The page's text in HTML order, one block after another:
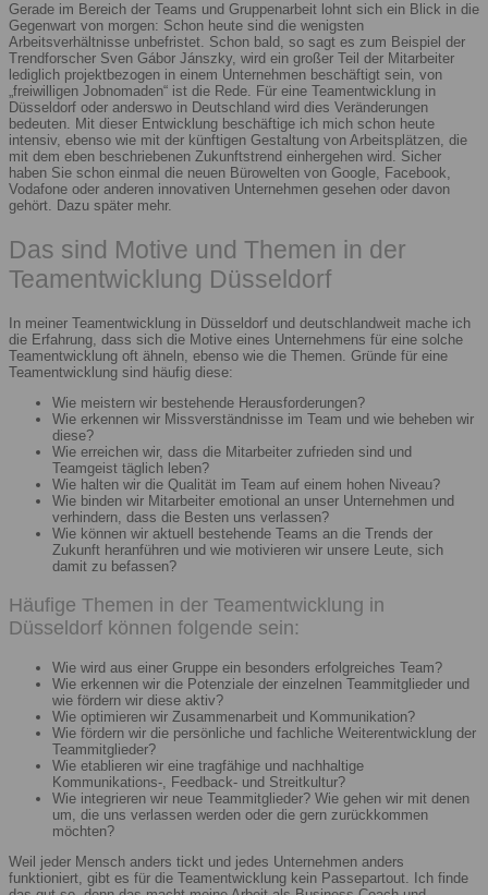
Gerade im Bereich der Teams und Gruppenarbeit lohnt sich ein Blick in die
Gegenwart von morgen: Schon heute sind die wenigsten
Arbeitsverhältnisse unbefristet. Schon bald, so sagt es zum Beispiel der
Trendforscher Sven Gábor Jánszky, wird ein großer Teil der Mitarbeiter
lediglich projektbezogen in einem Unternehmen beschäftigt sein, von
„freiwilligen Jobnomaden“ ist die Rede. Für eine Teamentwicklung in
Düsseldorf oder anderswo in Deutschland wird dies Veränderungen
bedeuten. Mit dieser Entwicklung beschäftige ich mich schon heute
intensiv, ebenso wie mit der künftigen Gestaltung von Arbeitsplätzen, die
mit dem eben beschriebenen Zukunftstrend einhergehen wird. Sicher
haben Sie schon einmal die neuen Bürowelten von Google, Facebook,
Vodafone oder anderen innovativen Unternehmen gesehen oder davon
gehört. Dazu später mehr.
Das sind Motive und Themen in der
Teamentwicklung Düsseldorf
In meiner Teamentwicklung in Düsseldorf und deutschlandweit mache ich
die Erfahrung, dass sich die Motive eines Unternehmens für eine solche
Teamentwicklung oft ähneln, ebenso wie die Themen. Gründe für eine
Teamentwicklung sind häufig diese:
Wie meistern wir bestehende Herausforderungen?
Wie erkennen wir Missverständnisse im Team und wie beheben wir
diese?
Wie erreichen wir, dass die Mitarbeiter zufrieden sind und
Teamgeist täglich leben?
Wie halten wir die Qualität im Team auf einem hohen Niveau?
Wie binden wir Mitarbeiter emotional an unser Unternehmen und
verhindern, dass die Besten uns verlassen?
Wie können wir aktuell bestehende Teams an die Trends der
Zukunft heranführen und wie motivieren wir unsere Leute, sich
damit zu befassen?
Häufige Themen in der Teamentwicklung in
Düsseldorf können folgende sein:
Wie wird aus einer Gruppe ein besonders erfolgreiches Team?
Wie erkennen wir die Potenziale der einzelnen Teammitglieder und
wie fördern wir diese aktiv?
Wie optimieren wir Zusammenarbeit und Kommunikation?
Wie fördern wir die persönliche und fachliche Weiterentwicklung der
Teammitglieder?
Wie etablieren wir eine tragfähige und nachhaltige
Kommunikations-, Feedback- und Streitkultur?
Wie integrieren wir neue Teammitglieder? Wie gehen wir mit denen
um, die uns verlassen werden oder die gern zurückkommen
möchten?
Weil jeder Mensch anders tickt und jedes Unternehmen anders
funktioniert, gibt es für die Teamentwicklung kein Passepartout. Ich finde